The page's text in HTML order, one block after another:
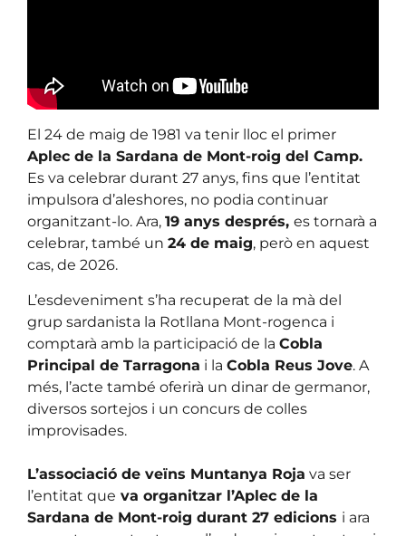
El 24 de maig de 1981 va tenir lloc el primer
Aplec de la Sardana de Mont-roig del Camp.
Es va celebrar durant 27 anys, fins que l’entitat
impulsora d’aleshores, no podia continuar
organitzant-lo. Ara, 19 anys després, es tornarà a
celebrar, també un 24 de maig, però en aquest
cas, de 2026.
L’esdeveniment s’ha recuperat de la mà del
grup sardanista la Rotllana Mont-rogenca i
comptarà amb la participació de la Cobla
Principal de Tarragona i la Cobla Reus Jove. A
més, l’acte també oferirà un dinar de germanor,
diversos sortejos i un concurs de colles
improvisades.
L’associació de veïns Muntanya Roja va ser
l’entitat que va organitzar l’Aplec de la
Sardana de Mont-roig durant 27 edicions i ara